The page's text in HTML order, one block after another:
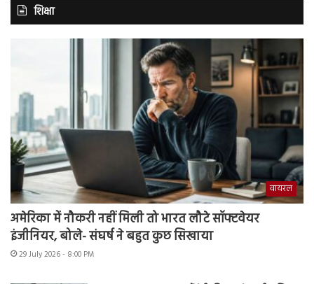
शिक्षा
वायरल
अमेरिका में नौकरी नहीं मिली तो भारत लौटे सॉफ्टवेयर
इंजीनियर, बोले- संघर्ष ने बहुत कुछ सिखाया
29 July 2026 - 8:00 PM